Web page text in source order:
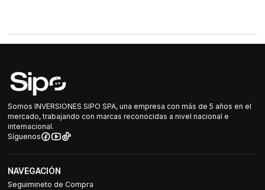
Somos INVERSIONES SIPO SPA, una empresa con más de 5 años en el
mercado, trabajando con marcas reconocidas a nivel nacional e
internacional.
Síguenos
NAVEGACIÓN
Seguimineto de Compra